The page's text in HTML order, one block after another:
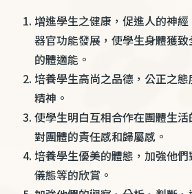
增進學生之健康，促進人的神
器官功能發展，使學生身體獲
的體適能。
培養學生高尚之品德，公正之
精神。
使學生明白互相合作在團體生
對團體的責任感和歸屬感。
培養學生優美的體態，加強他們
儀態等的欣賞。